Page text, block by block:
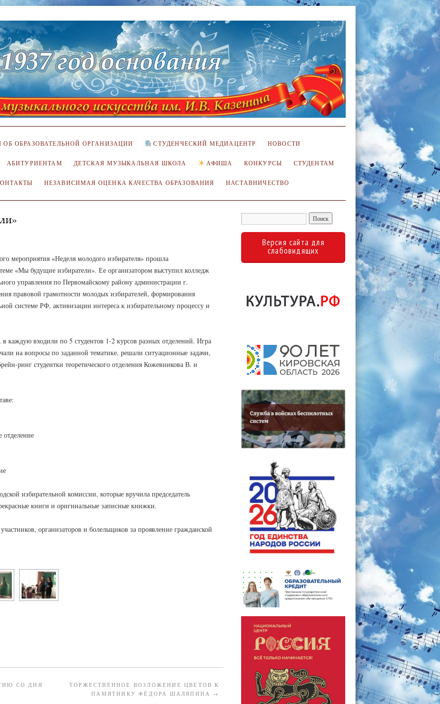
ОБ ОБРАЗОВАТЕЛЬНОЙ ОРГАНИЗАЦИИ СТУДЕНЧЕСКИЙ МЕДИАЦЕНТР НОВОСТИ
АБИТУРИЕНТАМ ДЕТСКАЯ МУЗЫКАЛЬНАЯ ШКОЛА АФИША КОНКУРСЫ СТУДЕНТАМ
НЕЗАВИСИМАЯ ОЦЕНКА КАЧЕСТВА ОБРАЗОВАНИЯ НАСТАВНИЧЕСТВО
мероприятия «Неделя молодого избирателя» прошла
«Мы будущие избиратели». Ее организатором выступил колледж
управления по Первомайскому району администрации г.
правовой грамотности молодых избирателей, формирования
системе РФ, активизации интереса к избирательному процессу и
каждую входили по 5 студентов 1-2 курсов разных отделений. Игра
на вопросы по заданной тематике, решали ситуационные задачи,
ринг студентки теоретического отделения Кожевникова В. и
отделение
избирательной комиссии, которые вручила председатель
книги и оригинальные записные книжки.
организаторов и болельщиков за проявление гражданской
СО ДНЯ
ТОРЖЕСТВЕННОЕ ВОЗЛОЖЕНИЕ ЦВЕТОВ К
ПАМЯТНИКУ ФЁДОРА ШАЛЯПИНА →
Версия сайта для
слабовидящих